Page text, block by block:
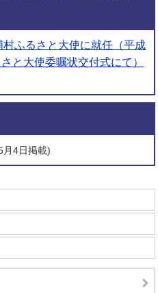
ふるさと大使に就任（平成
と大使委嘱状交付式にて）
月4日掲載)